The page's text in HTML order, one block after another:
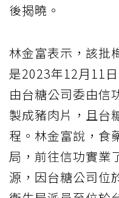
後揭曉。
林金富表示，該批
是2023年12月11
由台糖公司委由信
製成豬肉片，且台
程。林金富說，食
局，前往信功實業
源，因台糖公司位